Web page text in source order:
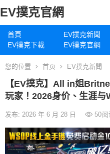
EV撲克官網
首頁 EV撲克新聞
EV撲克下載
EV撲克官網
您的位置 首页 EV撲克新聞
【EV撲克】All in姐
玩家！2026身价、生涯与
发布: 2026 年 6 月 28 日 50阅